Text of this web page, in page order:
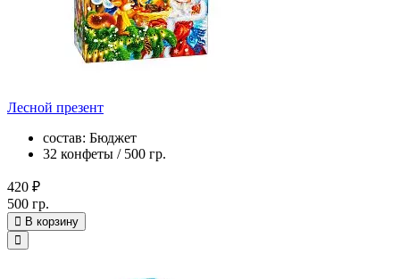
Лесной презент
состав: Бюджет
32 конфеты / 500 гр.
420 ₽
500 гр.
В корзину